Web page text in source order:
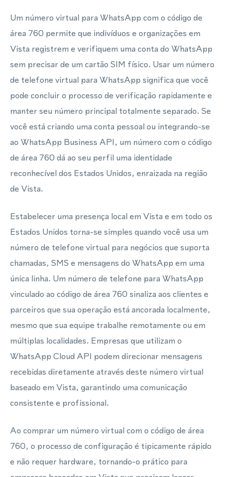
Um número virtual para WhatsApp com o código de
área 760 permite que indivíduos e organizações em
Vista registrem e verifiquem uma conta do WhatsApp
sem precisar de um cartão SIM físico. Usar um número
de telefone virtual para WhatsApp significa que você
pode concluir o processo de verificação rapidamente e
manter seu número principal totalmente separado. Se
você está criando uma conta pessoal ou integrando-se
ao WhatsApp Business API, um número com o código
de área 760 dá ao seu perfil uma identidade
reconhecível dos Estados Unidos, enraizada na região
de Vista.
Estabelecer uma presença local em Vista e em todo os
Estados Unidos torna-se simples quando você usa um
número de telefone virtual para negócios que suporta
chamadas, SMS e mensagens do WhatsApp em uma
única linha. Um número de telefone para WhatsApp
vinculado ao código de área 760 sinaliza aos clientes e
parceiros que sua operação está ancorada localmente,
mesmo que sua equipe trabalhe remotamente ou em
múltiplas localidades. Empresas que utilizam o
WhatsApp Cloud API podem direcionar mensagens
recebidas diretamente através deste número virtual
baseado em Vista, garantindo uma comunicação
consistente e profissional.
Ao comprar um número virtual com o código de área
760, o processo de configuração é tipicamente rápido
e não requer hardware, tornando-o prático para